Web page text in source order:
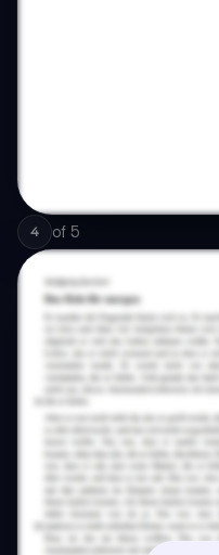
4 of 5